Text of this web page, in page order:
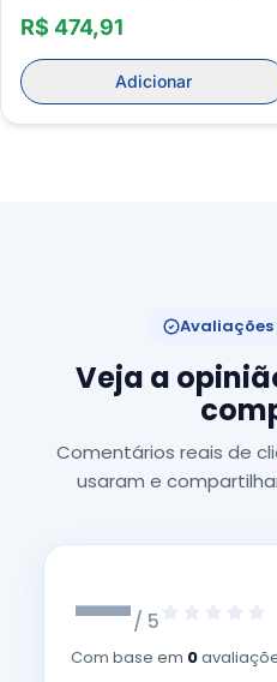
Masculino
R$ 474,91
Adicionar
Veja a
Comentários reais de
usaram e
—/ 5
Com base em 0